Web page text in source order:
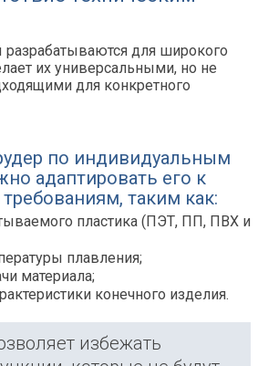
разрабатываются для широкого
их универсальными, но не
для конкретного
по индивидуальным
адаптировать его к
таким как:
пластика (ПЭТ, ПП, ПВХ и
плавления;
материала;
конечного изделия.
избежать